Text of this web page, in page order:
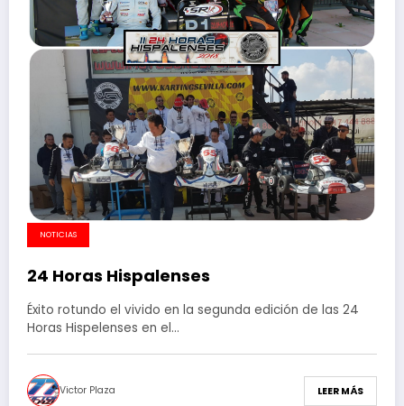
NOTICIAS
24 Horas Hispalenses
Éxito rotundo el vivido en la segunda edición de las 24
Horas Hispelenses en el…
Victor Plaza LEER MÁS